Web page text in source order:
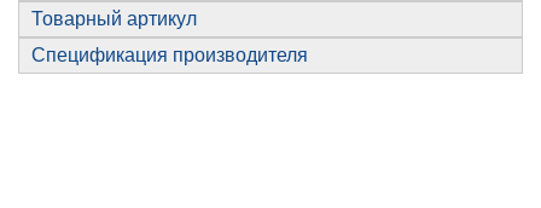
Товарный артикул
Спецификация производителя